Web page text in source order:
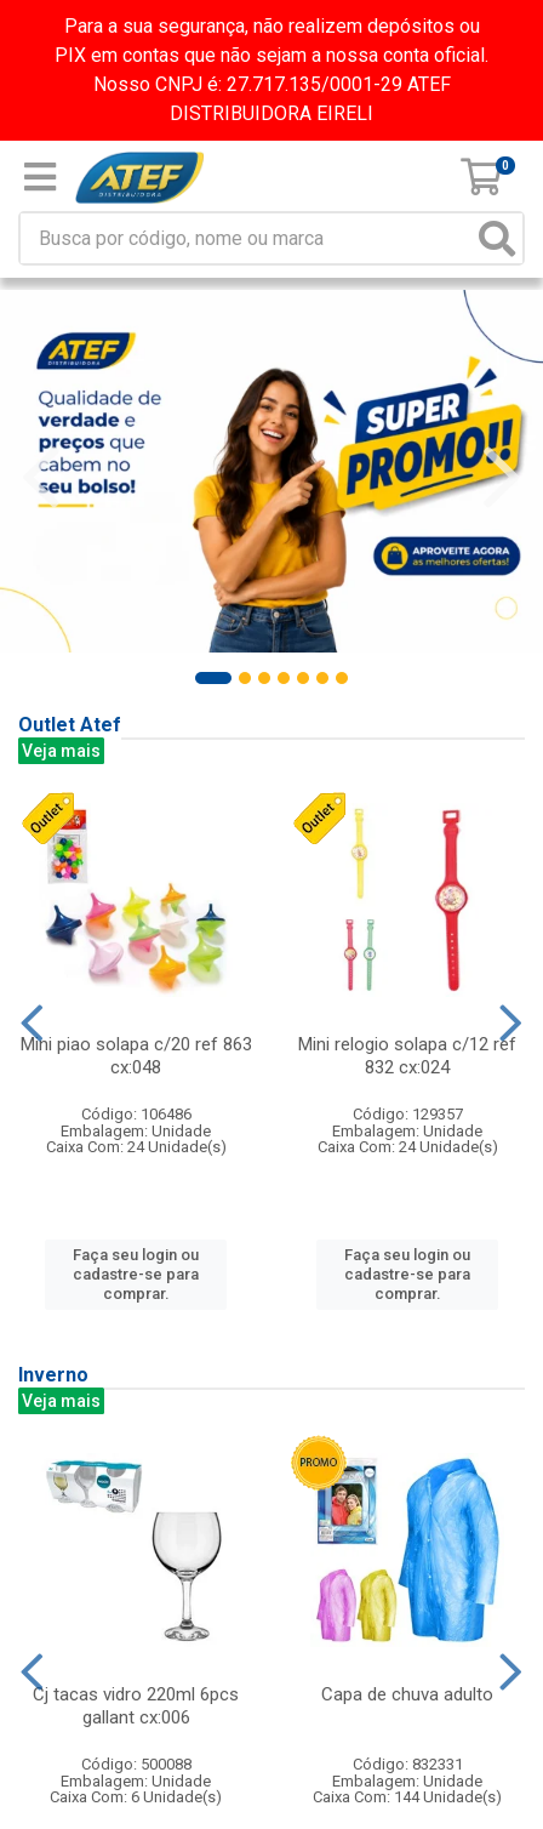
Para a sua segurança, não realizem depósitos ou
PIX em contas que não sejam a nossa conta oficial.
Nosso CNPJ é: 27.717.135/0001-29 ATEF
DISTRIBUIDORA EIRELI
0
Outlet Atef
Veja mais
Mini piao solapa c/20 ref 863
cx:048
Código: 106486
Embalagem: Unidade
Caixa Com: 24 Unidade(s)
Faça seu login ou
cadastre-se para
comprar.
Mini relogio solapa c/12 ref
832 cx:024
Código: 129357
Embalagem: Unidade
Caixa Com: 24 Unidade(s)
Faça seu login ou
cadastre-se para
comprar.
Inverno
Veja mais
Cj tacas vidro 220ml 6pcs
gallant cx:006
Código: 500088
Embalagem: Unidade
Caixa Com: 6 Unidade(s)
Capa de chuva adulto
Código: 832331
Embalagem: Unidade
Caixa Com: 144 Unidade(s)